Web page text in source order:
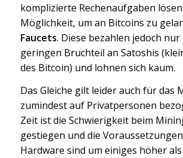
komplizierte Rechenaufgaben
Möglichkeit, um an Bitcoins zu
Faucets. Diese bezahlen jedoch nur
geringen Bruchteil an Satoshis
des Bitcoin) und lohnen sich kaum.
Das Gleiche gilt leider auch für das
zumindest auf Privatpersonen
Zeit ist die Schwierigkeit beim
gestiegen und die
Hardware sind um einiges höher